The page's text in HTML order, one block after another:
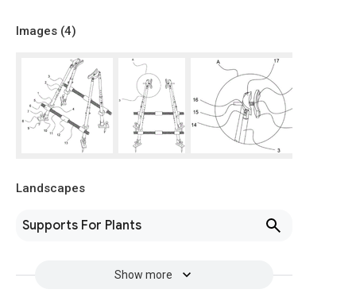
Images (4)
Landscapes
Supports For Plants
Show more